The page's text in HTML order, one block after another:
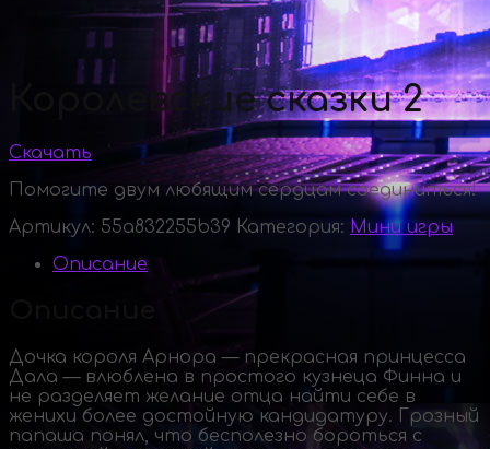
Королевские сказки 2
Скачать
Помогите двум любящим сердцам соединиться!
Артикул: 55a832255b39 Категория: Мини игры
Описание
Дочка короля Арнора — прекрасная принцесса
Дала — влюблена в простого кузнеца Финна и
не разделяет желание отца найти себе в
женихи более достойную кандидатуру. Грозный
папаша понял, что бесполезно бороться с